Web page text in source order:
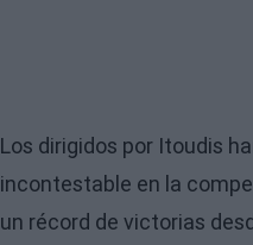
Los dirigidos por Itoudis
incontestable en la
un récord de victorias